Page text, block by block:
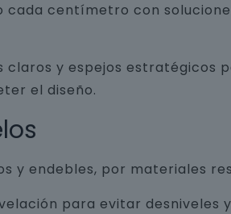
cada centímetro con
y espejos estratégicos
el diseño.
y endebles, por materiales
para evitar